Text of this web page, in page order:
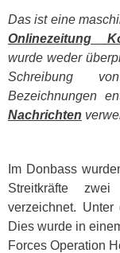
Das ist eine
Onlinezeitung
wurde weder
Schreibung
Bezeichnungen
Nachrichten
Im Donbass
Streitkräfte zwei
verzeichnet.
Dies wurde in
Forces Operation